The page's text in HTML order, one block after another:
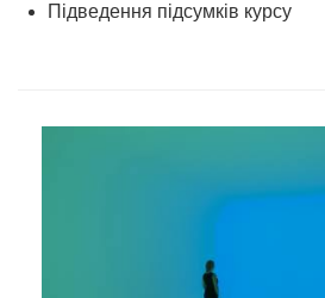
Підведення підсумків курсу